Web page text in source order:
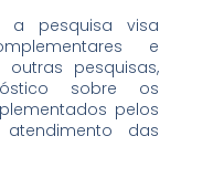
a pesquisa visa
e
pesquisas,
sobre os
pelos
das